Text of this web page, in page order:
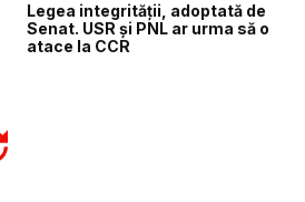
Legea integrității, adoptată de
Senat. USR și PNL ar urma să o
atace la CCR